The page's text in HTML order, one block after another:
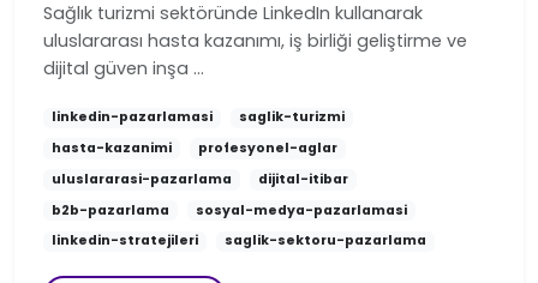
Sağlık turizmi sektöründe LinkedIn kullanarak
uluslararası hasta kazanımı, iş birliği geliştirme ve
dijital güven inşa …
linkedin-pazarlamasi
saglik-turizmi
hasta-kazanimi
profesyonel-aglar
uluslararasi-pazarlama
dijital-itibar
b2b-pazarlama
sosyal-medya-pazarlamasi
linkedin-stratejileri
saglik-sektoru-pazarlama